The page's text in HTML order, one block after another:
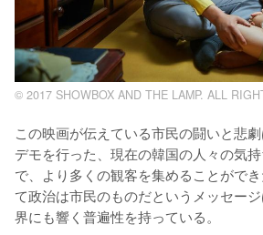
© 2017 SHOWBOX AND THE LAMP. ALL
この映画が伝えている市民の闘いと悲
デモを行った、現在の韓国の人々の気
で、より多くの観客を集めることがで
て政治は市民のものだというメッセー
界にも響く普遍性を持っている。